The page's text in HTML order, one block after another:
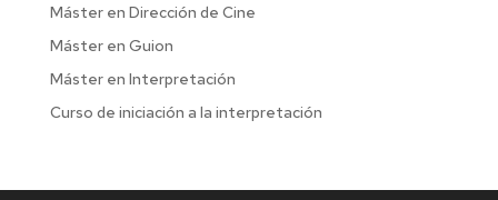
Máster en Dirección de Cine
Máster en Guion
Máster en Interpretación
Curso de iniciación a la interpretación